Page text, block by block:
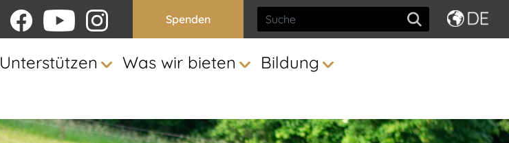
Spenden
Unterstützen Was wir bieten
Bildung